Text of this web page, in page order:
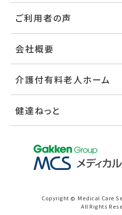
ご利用者の声
会社概要
介護付有料老人ホーム
健達ねっと
Copyright © Medical Care
All Rights